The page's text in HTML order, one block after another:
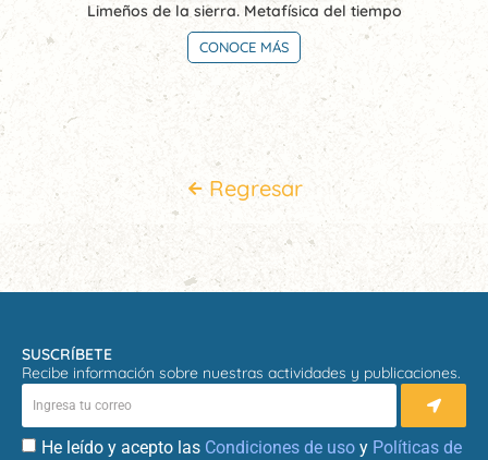
Limeños de la sierra. Metafísica del tiempo
CONOCE MÁS
Regresar
SUSCRÍBETE
Recibe información sobre nuestras actividades y publicaciones.
He leído y acepto las Condiciones de uso y Políticas de